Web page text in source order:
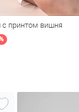
принтом вишня